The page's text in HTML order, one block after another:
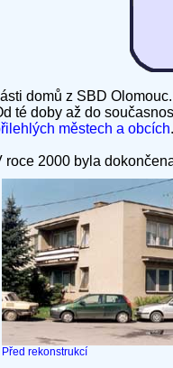
domů z SBD
té doby až do
městech a obcích.
roce 2000 byla
Před rekonstrukcí